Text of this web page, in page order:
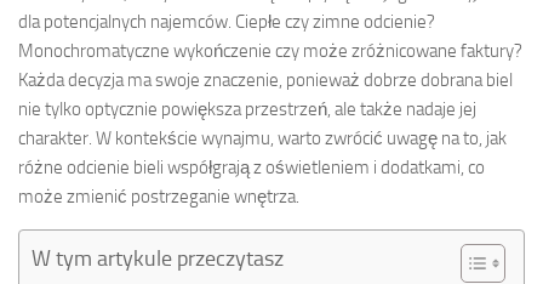
dla potencjalnych najemców. Ciepłe czy zimne odcienie?
Monochromatyczne wykończenie czy może zróżnicowane faktury?
Każda decyzja ma swoje znaczenie, ponieważ dobrze dobrana biel
nie tylko optycznie powiększa przestrzeń, ale także nadaje jej
charakter. W kontekście wynajmu, warto zwrócić uwagę na to, jak
różne odcienie bieli współgrają z oświetleniem i dodatkami, co
może zmienić postrzeganie wnętrza.
W tym artykule przeczytasz